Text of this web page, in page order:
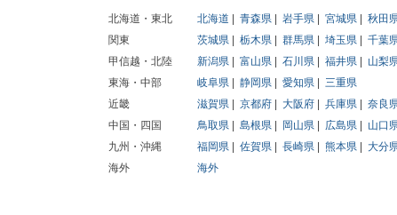
北海道・東北 北海道 青森県 岩手県 宮城県 秋田
関東
茨城県 栃木県 群馬県 埼玉県 千葉
甲信越・北陸
新潟県 富山県 石川県 福井県 山梨
東海・中部
岐阜県 静岡県 愛知県
三重県
近畿
滋賀県 京都府 大阪府 兵庫県 奈良
中国・四国
鳥取県 島根県 岡山県 広島県 山口
九州・沖縄
福岡県 佐賀県 長崎県 熊本県 大分
海外
海外